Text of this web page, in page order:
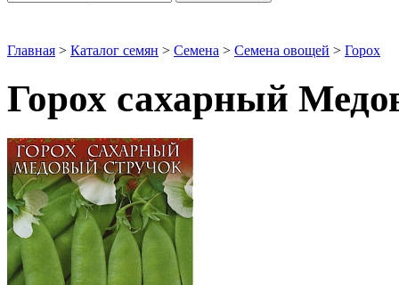
Главная > Каталог семян > Семена > Семена овощей > Горох
Горох сахарный
Горох